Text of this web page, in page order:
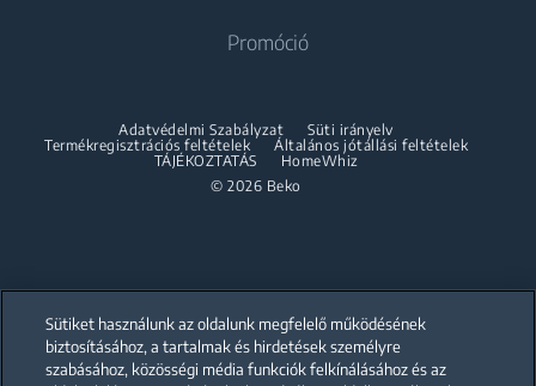
Szabadonálló tűzhelyek
Beépíthető mikrohullámú sütők
Beépíthető főzőlapok
Mosogatás
Szabadonálló mosogatógépek
Összeépítő keret
Beépíthető páraelszívók
Partnerships
Promóció
© 2026 Beko
Adatvédelmi Szabályzat
Süti irányelv
Termékregisztrációs feltételek
Általános jótállási feltételek
TÁJÉKOZTATÁS
HomeWhiz
Sütiket használunk az oldalunk megfelelő működésének
biztosításához, a tartalmak és hirdetések személyre
szabásához, közösségi média funkciók felkínálásához és az